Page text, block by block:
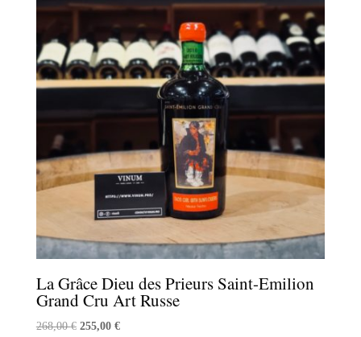
La Grâce Dieu des Prieurs Saint-Emilion
Grand Cru Art Russe
268,00€ Le
255,00 €Le